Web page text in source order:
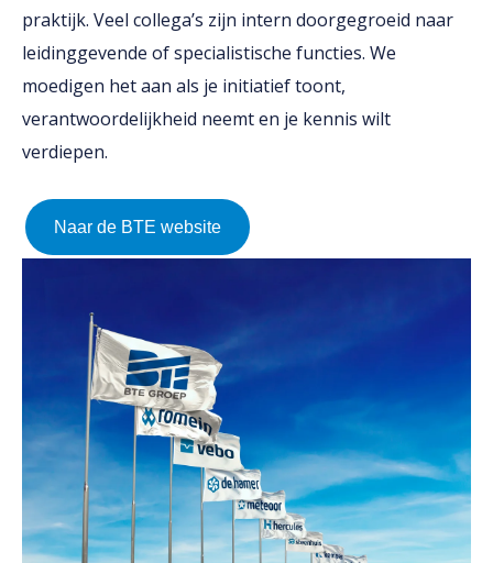
praktijk. Veel collega’s zijn intern doorgegroeid naar
leidinggevende of specialistische functies. We
moedigen het aan als je initiatief toont,
verantwoordelijkheid neemt en je kennis wilt
verdiepen.
Naar de BTE website